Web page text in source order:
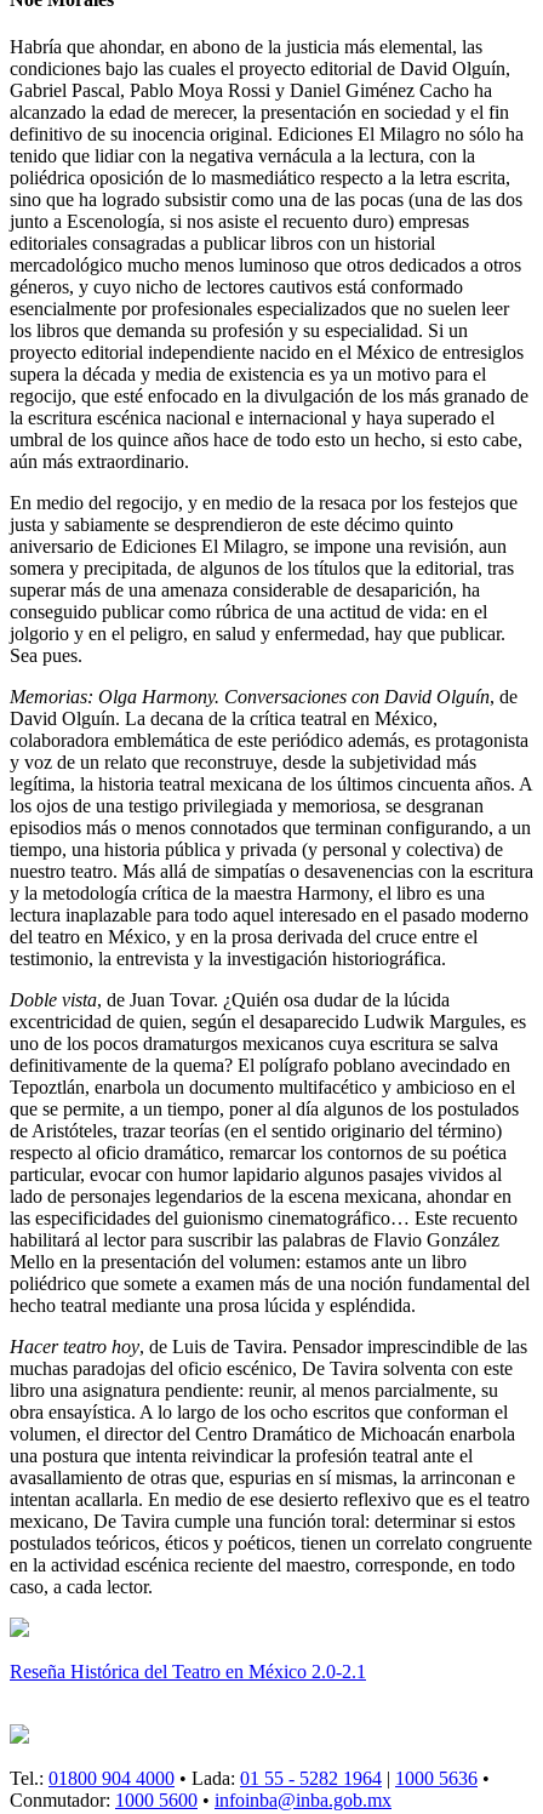
Habría que ahondar, en abono de la justicia más elemental, las
condiciones bajo las cuales el proyecto editorial de David Olguín,
Gabriel Pascal, Pablo Moya Rossi y Daniel Giménez Cacho ha
alcanzado la edad de merecer, la presentación en sociedad y el fin
definitivo de su inocencia original. Ediciones El Milagro no sólo ha
tenido que lidiar con la negativa vernácula a la lectura, con la
poliédrica oposición de lo masmediático respecto a la letra escrita,
sino que ha logrado subsistir como una de las pocas (una de las dos
junto a Escenología, si nos asiste el recuento duro) empresas
editoriales consagradas a publicar libros con un historial
mercadológico mucho menos luminoso que otros dedicados a otros
géneros, y cuyo nicho de lectores cautivos está conformado
esencialmente por profesionales especializados que no suelen leer
los libros que demanda su profesión y su especialidad. Si un
proyecto editorial independiente nacido en el México de entresiglos
supera la década y media de existencia es ya un motivo para el
regocijo, que esté enfocado en la divulgación de los más granado de
la escritura escénica nacional e internacional y haya superado el
umbral de los quince años hace de todo esto un hecho, si esto cabe,
aún más extraordinario.
En medio del regocijo, y en medio de la resaca por los festejos que
justa y sabiamente se desprendieron de este décimo quinto
aniversario de Ediciones El Milagro, se impone una revisión, aun
somera y precipitada, de algunos de los títulos que la editorial, tras
superar más de una amenaza considerable de desaparición, ha
conseguido publicar como rúbrica de una actitud de vida: en el
jolgorio y en el peligro, en salud y enfermedad, hay que publicar.
Sea pues.
Memorias: Olga Harmony. Conversaciones con David Olguín, de
David Olguín. La decana de la crítica teatral en México,
colaboradora emblemática de este periódico además, es protagonista
y voz de un relato que reconstruye, desde la subjetividad más
legítima, la historia teatral mexicana de los últimos cincuenta años. A
los ojos de una testigo privilegiada y memoriosa, se desgranan
episodios más o menos connotados que terminan configurando, a un
tiempo, una historia pública y privada (y personal y colectiva) de
nuestro teatro. Más allá de simpatías o desavenencias con la escritura
y la metodología crítica de la maestra Harmony, el libro es una
lectura inaplazable para todo aquel interesado en el pasado moderno
del teatro en México, y en la prosa derivada del cruce entre el
testimonio, la entrevista y la investigación historiográfica.
Doble vista, de Juan Tovar. ¿Quién osa dudar de la lúcida
excentricidad de quien, según el desaparecido Ludwik Margules, es
uno de los pocos dramaturgos mexicanos cuya escritura se salva
definitivamente de la quema? El polígrafo poblano avecindado en
Tepoztlán, enarbola un documento multifacético y ambicioso en el
que se permite, a un tiempo, poner al día algunos de los postulados
de Aristóteles, trazar teorías (en el sentido originario del término)
respecto al oficio dramático, remarcar los contornos de su poética
particular, evocar con humor lapidario algunos pasajes vividos al
lado de personajes legendarios de la escena mexicana, ahondar en
las especificidades del guionismo cinematográfico… Este recuento
habilitará al lector para suscribir las palabras de Flavio González
Mello en la presentación del volumen: estamos ante un libro
poliédrico que somete a examen más de una noción fundamental del
hecho teatral mediante una prosa lúcida y espléndida.
Hacer teatro hoy, de Luis de Tavira. Pensador imprescindible de las
muchas paradojas del oficio escénico, De Tavira solventa con este
libro una asignatura pendiente: reunir, al menos parcialmente, su
obra ensayística. A lo largo de los ocho escritos que conforman el
volumen, el director del Centro Dramático de Michoacán enarbola
una postura que intenta reivindicar la profesión teatral ante el
avasallamiento de otras que, espurias en sí mismas, la arrinconan e
intentan acallarla. En medio de ese desierto reflexivo que es el teatro
mexicano, De Tavira cumple una función toral: determinar si estos
postulados teóricos, éticos y poéticos, tienen un correlato congruente
en la actividad escénica reciente del maestro, corresponde, en todo
caso, a cada lector.
Reseña Histórica del Teatro en México 2.0-2.1
Tel.: 01800 904 4000 • Lada: 01 55 - 5282 1964 | 1000 5636 •
Conmutador: 1000 5600 • infoinba@inba.gob.mx